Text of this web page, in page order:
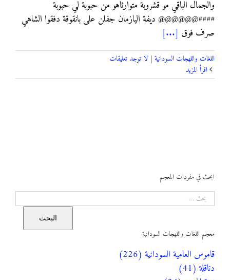
ﻭﺍﻟﺠﻤﺎﻝ ﺍﻟﺒﺎﻗﻲ ﻣﻮ ﻗﺸﺮﻭﺑﺔ ﻣﺘﻮﺍﺭﺛﺎﻫﻮ ﻣﻦ ﺣﺒﻮﺑﺔ ﻟﻲ ﺣﺒﻮﺑﺔ
####@@@@@@ ﺩﻳﻔﺔ ﺍﻟﻴﺎﺯﻣﺎﻥ ﺟﻔﻠﻦ ﻋﻠﻰ ﺑﺎﻧﻘﻮﻗﺔ ﺩﻓﻘﻮﺍ ﺍﻟﺸﺎﻫﻲ
ﺻﺮﻑ ﻓﻮﻕ [...]
اللغات واللهجات السودانية | لا توجد تعليقات
ابحث في مفردات المعجم
البحث
البحث
معجم اللغات واللهجات السودانية
قاموس العامية السودانية (226)
دناقلة (41)